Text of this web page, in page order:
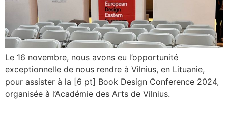
Le 16 novembre, nous avons eu l’opportunité
exceptionnelle de nous rendre à Vilnius, en Lituanie,
pour assister à la [6 pt] Book Design Conference 2024,
organisée à l’Académie des Arts de Vilnius.